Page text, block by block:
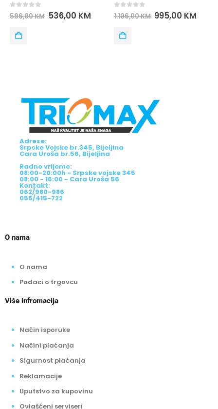
KM out of 5
1.106,00KM 995,00 KM out of 5
580,00KM 522,00
Adrese:
Srpske Vojske br.345, Bijeljina
Cara Uroša br.56, Bijeljina
Radno vrijeme:
08:00-20:00h - Srpske vojske 345
08:00 - 16:00 - Cara Uroša 56
Kontakt:
062/980-986
055/415-722
O nama
O nama
Podaci o trgovcu
Više infromacija
Način isporuke
Načini plaćanja
Sigurnost plaćanja
Reklamacije
Uputstvo za kupovinu
Ovlašćeni serviseri